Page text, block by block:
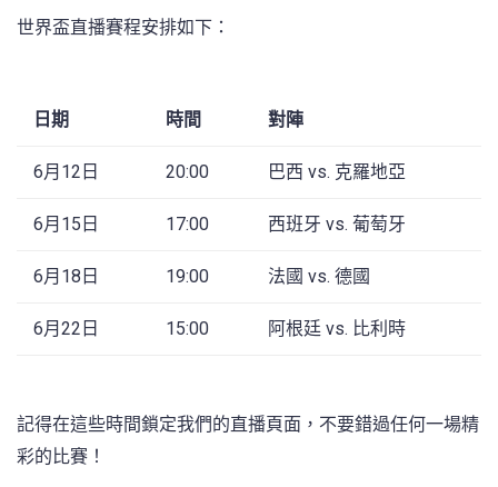
世界盃直播賽程安排如下：
日期 時間 對陣
6月12日 20:00 巴西 vs. 克羅地亞
6月15日 17:00 西班牙 vs. 葡萄牙
6月18日 19:00 法國 vs. 德國
6月22日 15:00 阿根廷 vs. 比利時
記得在這些時間鎖定我們的直播頁面，不要錯過任何一場精
彩的比賽！